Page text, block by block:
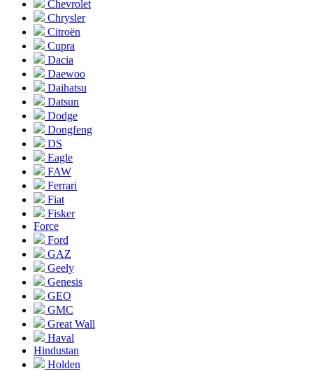
Chevrolet
Chrysler
Citroën
Cupra
Dacia
Daewoo
Daihatsu
Datsun
Dodge
Dongfeng
DS
Eagle
FAW
Ferrari
Fiat
Fisker
Force
Ford
GAZ
Geely
Genesis
GEO
GMC
Great Wall
Haval
Hindustan
Holden